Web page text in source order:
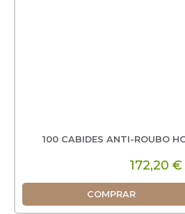
100 CABIDES ANTI-ROUBO
172,20 €
COMPRAR